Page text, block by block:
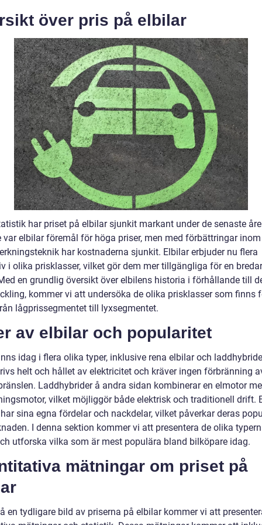
över pris på elbilar
har priset på elbilar sjunkit markant under de senaste
var elbilar föremål för höga priser, men med förbättringar
har kostnaderna sjunkit. Elbilar erbjuder nu flera
i olika prisklasser, vilket gör dem mer tillgängliga för en
en grundlig översikt över elbilens historia i förhållande till
kommer vi att undersöka de olika prisklasser som finns
lågprissegmentet till lyxsegmentet.
av elbilar och popularitet
idag i flera olika typer, inklusive rena elbilar och
helt och hållet av elektricitet och kräver ingen förbränning
Laddhybrider å andra sidan kombinerar en elmotor
vilket möjliggör både elektrisk och traditionell drift.
sina egna fördelar och nackdelar, vilket påverkar deras
I denna sektion kommer vi att presentera de olika
utforska vilka som är mest populära bland bilköpare idag.
mätningar om priset på
en tydligare bild av priserna på elbilar kommer vi att